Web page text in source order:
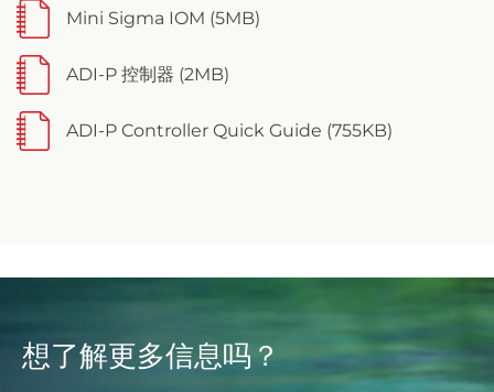
Mini Sigma IOM (5MB)
ADI-P 控制器 (2MB)
ADI-P Controller Quick Guide (755KB)
想了解更多信息吗？